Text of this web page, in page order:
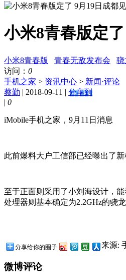
小米8青春版定
小米8青春版 青春无敌发布会
骁
访问： 0
手机之家 > 资讯中心 > 新闻·评论
蔡勤 | 2018-09-11 | 分享到
| 0
iMobile手机之家，9月11日消息
此前爆料大户工信部已经曝出了
至于正面则采用了小刘海设计，
处理器则基本确定为2.2GHz的骁
分享给你的圈子 来源:
微博评论